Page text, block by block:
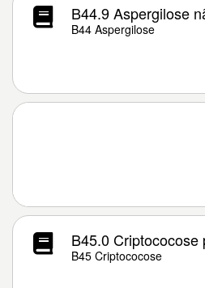
B44.9 Aspergilose
B44 Aspergilose
B45.0 Criptococose
B45 Criptococose